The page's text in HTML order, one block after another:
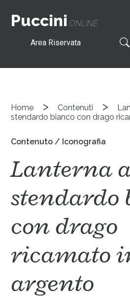
Puccini ONLINE
Area Riservata
Home > Contenuti >
stendardo bianco con drago
Contenuto / Iconografia
Lanterna
stendardo
con drago
ricamato
argento